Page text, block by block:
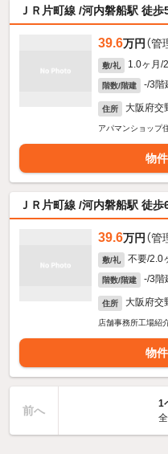
ＪＲ片町線 /河内磐船駅 徒歩
39.6万円 （管
敷/礼 1.0ヶ月/
階数/階建 -/3階
住所 大阪府交
アパマンショップ
物
ＪＲ片町線 /河内磐船駅 徒歩
39.6万円 （
敷/礼 不要/2.0
階数/階建 -/3階
住所 大阪府交
店舗事務所工場紹
物
前へ
1